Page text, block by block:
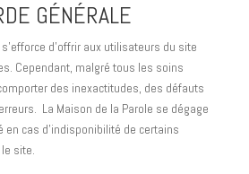
GÉNÉRALE
d’offrir aux utilisateurs du site
Cependant, malgré tous les soins
des inexactitudes, des défauts
La Maison de la Parole se dégage
cas d’indisponibilité de certains
site.